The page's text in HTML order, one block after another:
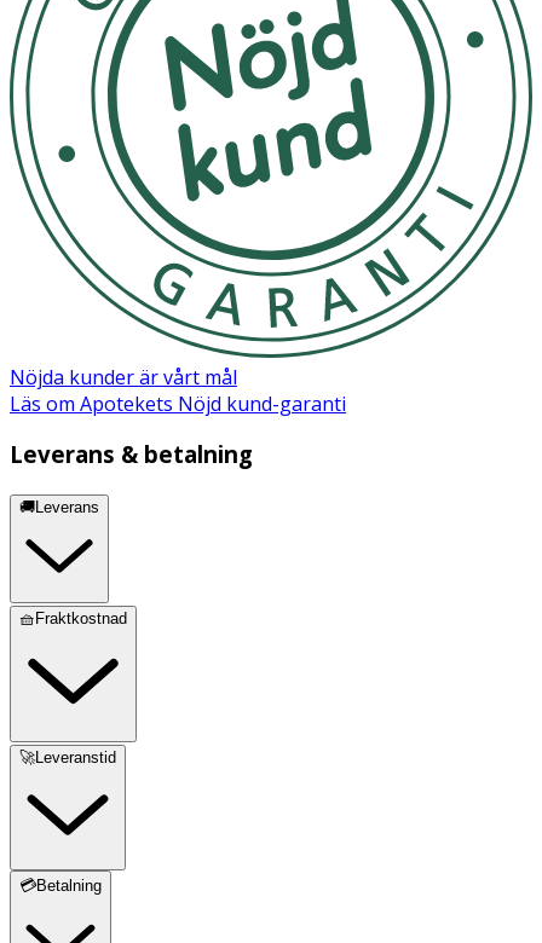
Nöjda kunder är vårt mål
Läs om Apotekets Nöjd kund-garanti
Leverans & betalning
🚚Leverans
🧺Fraktkostnad
🚀Leveranstid
💳Betalning